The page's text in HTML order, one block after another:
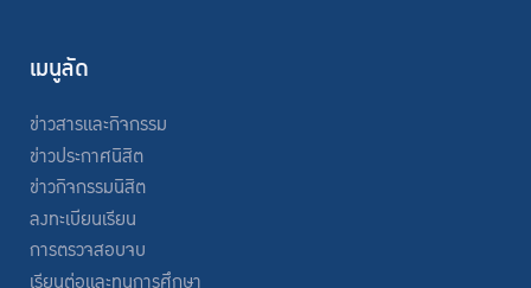
เมนูลัด
ข่าวสารและกิจกรรม
ข่าวประกาศนิสิต
ข่าวกิจกรรมนิสิต
ลงทะเบียนเรียน
การตรวจสอบจบ